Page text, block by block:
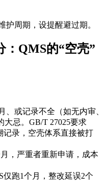
护周期，设提醒避过期。
：QMS的“空壳”
、或记录不全（如无内审、
忌。GB/T 27025要求
记录，空壳体系直接被打
月，严重者重新申请，成本
仅跑1个月，整改延误2个